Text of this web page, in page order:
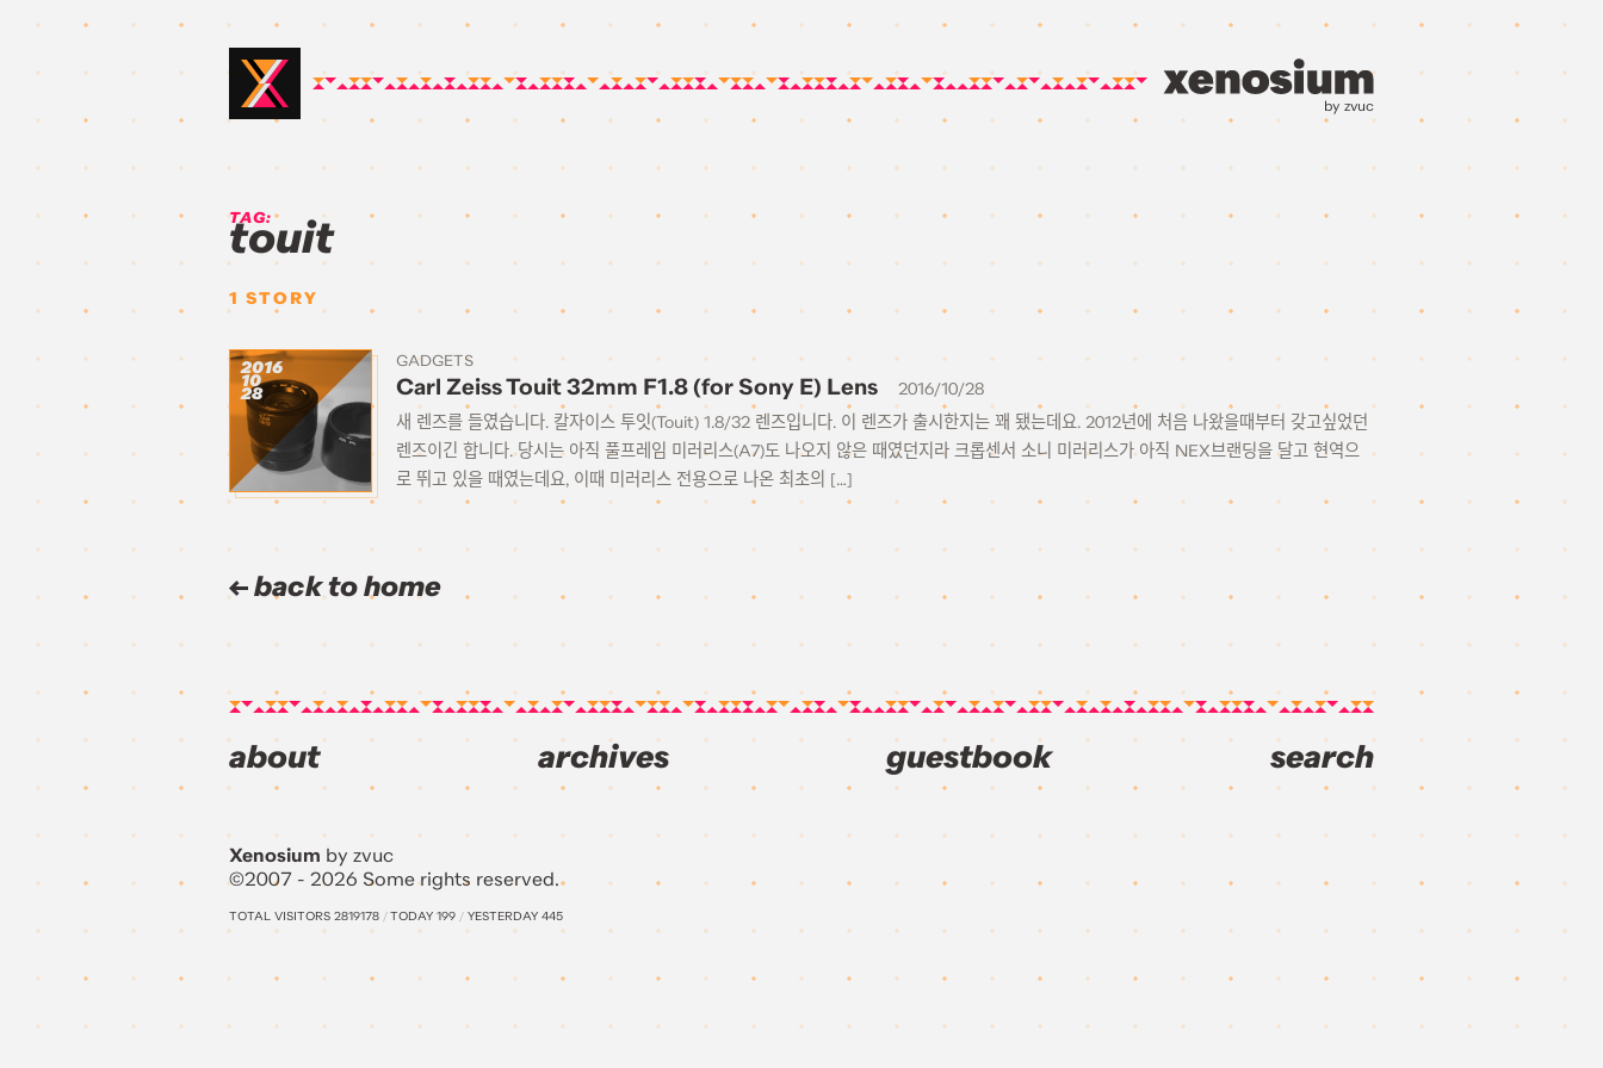
by zvuc
TAG:
touit
1 STORY
2016
10
28
GADGETS
Carl Zeiss Touit 32mm F1.8 (for Sony E) Lens
2016/10/28
새 렌즈를 들였습니다. 칼자이스 투잇(Touit) 1.8/32 렌즈입니다. 이 렌즈가 출시한지는 꽤 됐는데요. 2012년에 처음 나왔을때부터 갖고싶었던
렌즈이긴 합니다. 당시는 아직 풀프레임 미러리스(A7)도 나오지 않은 때였던지라 크롭센서 소니 미러리스가 아직 NEX브랜딩을 달고 현역으
로 뛰고 있을 때였는데요, 이때 미러리스 전용으로 나온 최초의 […]
back to home
about archives guestbook search
Xenosium by zvuc
©2007 - 2026 Some rights reserved.
TOTAL VISITORS 2819178 /TODAY 199 / YESTERDAY 445